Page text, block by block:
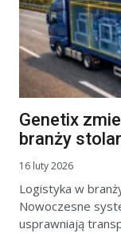
Genetix
branży
16 luty 2026
Logistyka w
Nowoczesne
usprawniają